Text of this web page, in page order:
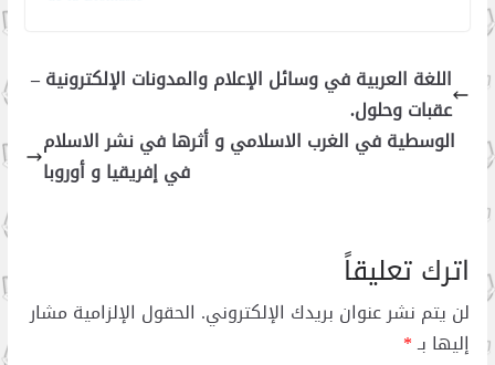
اللغة العربية في وسائل الإعلام والمدونات الإلكترونية –
عقبات وحلول.
الوسطية في الغرب الاسلامي و أثرها في نشر الاسلام
في إفريقيا و أوروبا
اترك تعليقاً
لن يتم نشر عنوان بريدك الإلكتروني. الحقول الإلزامية مشار
إليها بـ*